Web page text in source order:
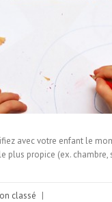
avec votre enfant le
plus propice (ex.
classé |